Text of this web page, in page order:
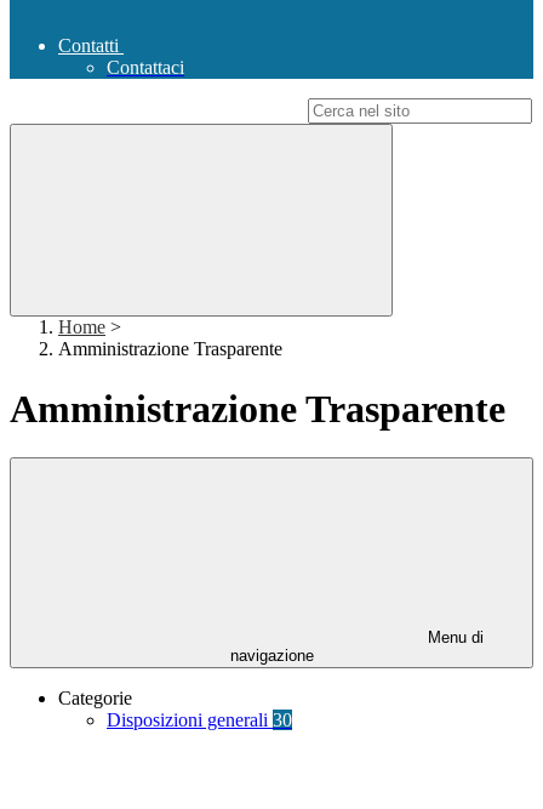
Contatti
Contattaci
Home >
Amministrazione Trasparente
Amministrazione Trasparente
Menu di
navigazione
Categorie
Disposizioni generali 30